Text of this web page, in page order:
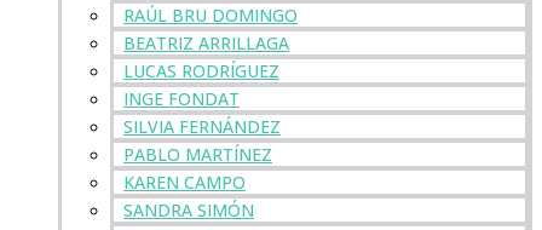
RAÚL BRU DOMINGO
BEATRIZ ARRILLAGA
LUCAS RODRÍGUEZ
INGE FONDAT
SILVIA FERNÁNDEZ
PABLO MARTÍNEZ
KAREN CAMPO
SANDRA SIMÓN